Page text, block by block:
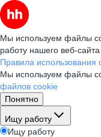
Мы используем файлы
работу нашего веб-
Правила использования
Мы используем файлы
файлов cookie
Понятно
Ищу работу
Ищу работу